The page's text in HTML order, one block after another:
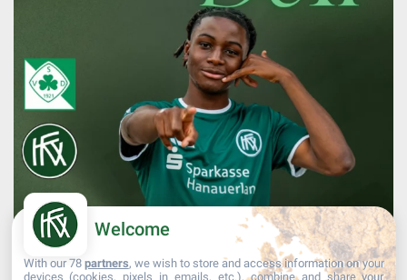
Welcome
With our 78 partners, we wish to store and access information on your
devices (cookies, pixels in emails, etc.), combine and share your